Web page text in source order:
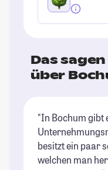
Das
über
"In Bochum gibt
besitzt ein paar
welchen man